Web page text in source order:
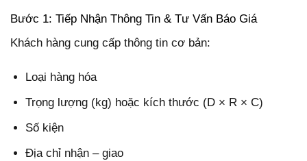
Bước 1: Tiếp Nhận Thông Tin & Tư Vấn Báo Giá
Khách hàng cung cấp thông tin cơ bản:
Loại hàng hóa
Trọng lượng (kg) hoặc kích thước (D × R × C)
Số kiện
Địa chỉ nhận – giao